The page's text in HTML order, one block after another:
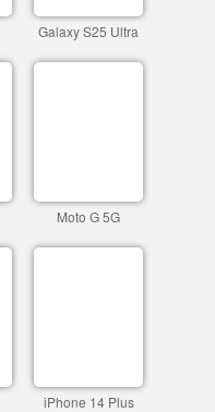
Galaxy S25 Ultra
Moto G 5G
iPhone 14 Plus